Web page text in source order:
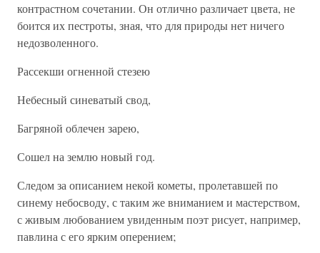
контрастном сочетании. Он отлично различает цвета, не
боится их пестроты, зная, что для природы нет ничего
недозволенного.
Рассекши огненной стезею
Небесный синеватый свод,
Багряной облечен зарею,
Сошел на землю новый год.
Следом за описанием некой кометы, пролетавшей по
синему небосводу, с таким же вниманием и мастерством,
с живым любованием увиденным поэт рисует, например,
павлина с его ярким оперением;